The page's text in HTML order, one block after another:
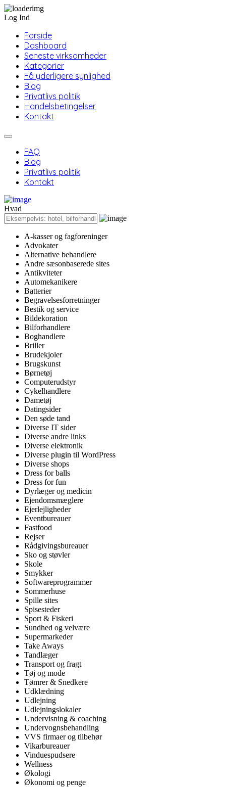
Log Ind
Forside
Dashboard
Seneste virksomheder
Kategorier
Få yderligere synlighed
Blog
Privatlivs politik
Handelsbetingelser
Kontakt
FAQ
Blog
Privatlivs politik
Kontakt
Hvad
A-kasser og fagforeninger
Advokater
Alternative behandlere
Andre sæsonbaserede sites
Antikviteter
Automekanikere
Batterier
Begravelsesforretninger
Bestik og service
Bildekoration
Bilforhandlere
Boghandlere
Briller
Brudekjoler
Brugskunst
Børnetøj
Computerudstyr
Cykelhandlere
Dametøj
Datingsider
Den søde tand
Diverse IT sider
Diverse andre links
Diverse elektronik
Diverse plugin til WordPress
Diverse shops
Dress for balls
Dress for fun
Dyrlæger og medicin
Ejendomsmæglere
Ejerlejligheder
Eventbureauer
Fastfood
Rejser
Rådgivingsbureauer
Sko og støvler
Skole
Smykker
Softwareprogrammer
Sommerhuse
Spille sites
Spisesteder
Sport & Fiskeri
Sundhed og velvære
Supermarkeder
Take Aways
Tandlæger
Transport og fragt
Tøj og mode
Tømrer & Snedkere
Udklædning
Udlejning
Udlejningslokaler
Undervisning & coaching
Undervognsbehandling
VVS firmaer og tilbehør
Vikarbureauer
Vinduespudsere
Wellness
Økologi
Økonomi og penge